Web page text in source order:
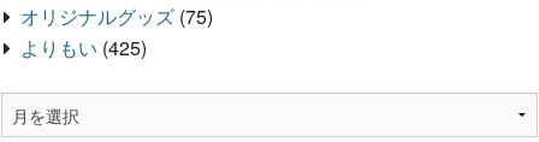
オリジナルグッズ (75)
よりもい (425)